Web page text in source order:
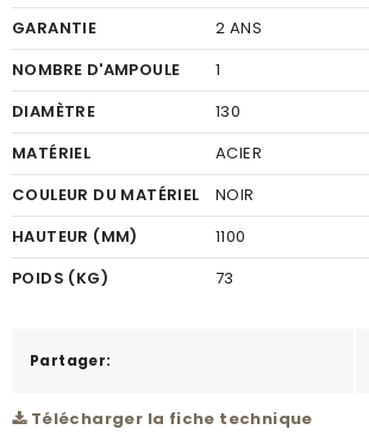
GARANTIE
2 ANS
NOMBRE D'AMPOULE
1
DIAMÈTRE
130
MATÉRIEL
ACIER
COULEUR DU MATÉRIEL
NOIR
HAUTEUR (MM)
1100
POIDS (KG)
73
Partager:
Télécharger la fiche technique